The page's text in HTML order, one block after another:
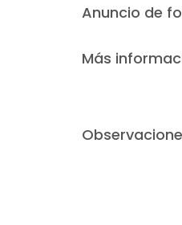
Anuncio de
Más